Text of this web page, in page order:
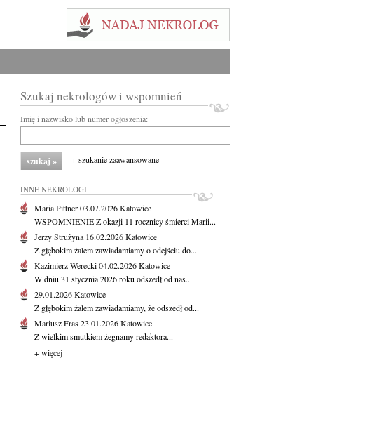
Szukaj nekrologów i wspomnień
Imię i nazwisko lub numer ogłoszenia:
+ szukanie zaawansowane
INNE NEKROLOGI
Maria Pittner03.07.2026Katowice
WSPOMNIENIE Z okazji 11 rocznicy śmierci Marii...
Jerzy Strużyna 16.02.2026Katowice
Z głębokim żalem zawiadamiamy o odejściu do...
Kazimierz Werecki04.02.2026Katowice
W dniu 31 stycznia 2026 roku odszedł od nas...
29.01.2026Katowice
Z głębokim żalem zawiadamiamy, że odszedł od...
Mariusz Fras23.01.2026Katowice
Z wielkim smutkiem żegnamy redaktora...
+ więcej